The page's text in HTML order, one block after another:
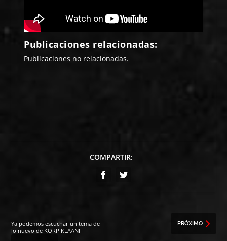
Publicaciones relacionadas:
Publicaciones no relacionadas.
COMPARTIR:
Ya podemos escuchar un tema de
lo nuevo de KORPIKLAANI
PRÓXIMO